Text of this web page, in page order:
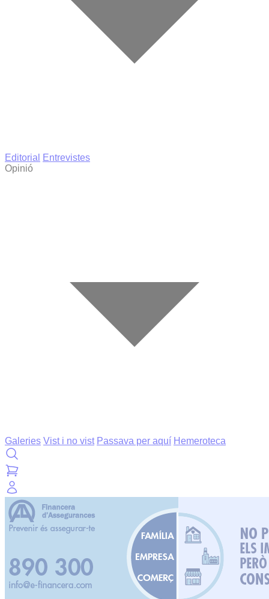
Editorial
Entrevistes
Opinió
Galeries Vist i no vist Passava per aquí Hemeroteca